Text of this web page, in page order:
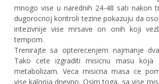
mnogo vise u narednih 24-48 sati nakon
dugorocnoj kontroli tezine pokazuju da
intezivnije vise mrsave on onih koji
tempom.
Trenirajte sa opterecenjem najmanje
Tako cete izgraditi misicnu masu koja
metabolizam. Veca misicna masa ce
vise kalorija dnevno. Osim toga, sa vise